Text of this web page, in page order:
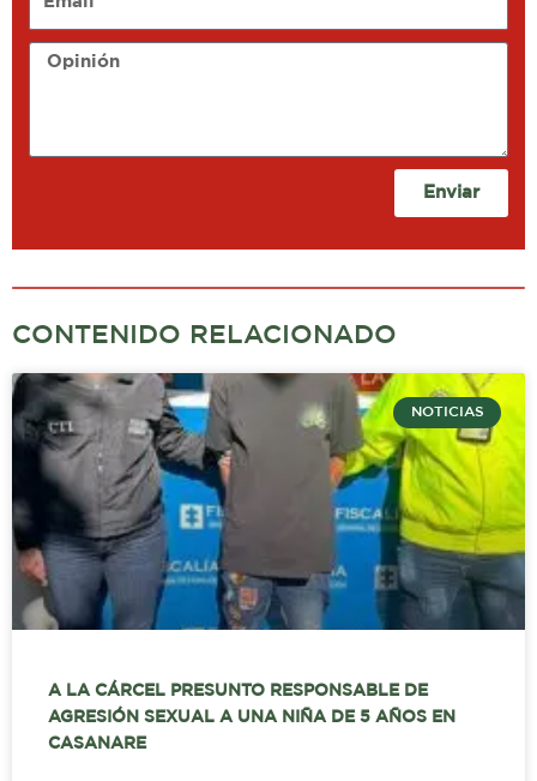
Opinión
Enviar
CONTENIDO RELACIONADO
NOTICIAS
A LA CÁRCEL PRESUNTO RESPONSABLE DE
AGRESIÓN SEXUAL A UNA NIÑA DE 5 AÑOS EN
CASANARE